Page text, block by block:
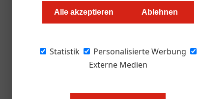
Alle akzeptieren Ablehnen
Statistik
Personalisierte Werbung
Externe Medien
Redaktion
Über 600 namhafte Repräsentanten
Amuse Bouche die kulinarischen
Jugendlichen beim „11. Wettkampf
Arcotel Wimberger Wien einmal
Wiener Spitzenhotellerie.